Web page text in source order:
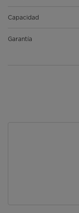
Capacidad
Garantía